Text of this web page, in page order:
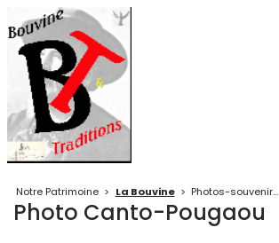
Notre Patrimoine > La Bouvine > Photos-souvenir...
Photo Canto-Pougaou